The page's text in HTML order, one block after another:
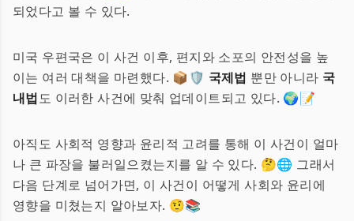
되었다고 볼 수 있다.
미국 우편국은 이 사건 이후, 편지와 소포의 안전성을 높
이는 여러 대책을 마련했다. 📦🛡 국제법 뿐만 아니라 국
내법도 이러한 사건에 맞춰 업데이트되고 있다. 🌍📝
아직도 사회적 영향과 윤리적 고려를 통해 이 사건이 얼마
나 큰 파장을 불러일으켰는지를 알 수 있다. 🤔🌐 그래서
다음 단계로 넘어가면, 이 사건이 어떻게 사회와 윤리에
영향을 미쳤는지 알아보자. 🤨📚